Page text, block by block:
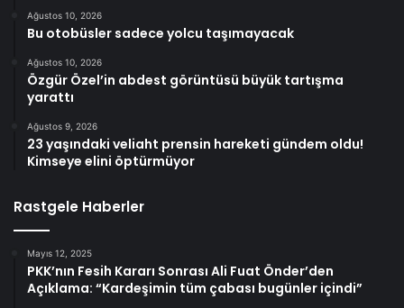
Ağustos 10, 2026
Bu otobüsler sadece yolcu taşımayacak
Ağustos 10, 2026
Özgür Özel’in abdest görüntüsü büyük tartışma
yarattı
Ağustos 9, 2026
23 yaşındaki veliaht prensin hareketi gündem oldu!
Kimseye elini öptürmüyor
Rastgele Haberler
Mayıs 12, 2025
PKK’nın Fesih Kararı Sonrası Ali Fuat Önder’den
Açıklama: “Kardeşimin tüm çabası bugünler içindi”